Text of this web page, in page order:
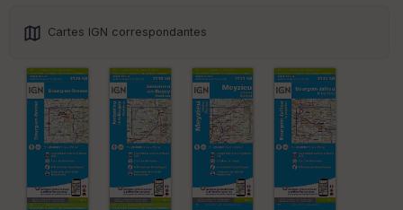
Cartes IGN correspondantes